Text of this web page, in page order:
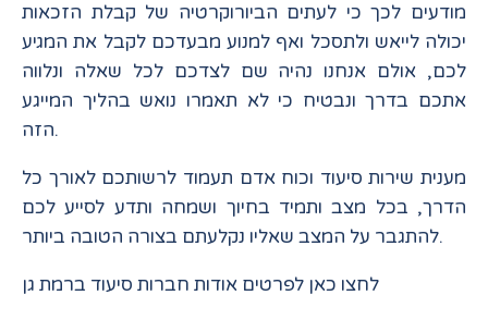
מודעים לכך כי לעתים הביורוקרטיה של קבלת הזכאות
יכולה לייאש ולתסכל ואף למנוע מבעדכם לקבל את המגיע
לכם, אולם אנחנו נהיה שם לצדכם לכל שאלה ונלווה
אתכם בדרך ונבטיח כי לא תאמרו נואש בהליך המייגע
הזה.
מענית שירות סיעוד וכוח אדם תעמוד לרשותכם לאורך כל
הדרך, בכל מצב ותמיד בחיוך ושמחה ותדע לסייע לכם
להתגבר על המצב שאליו נקלעתם בצורה הטובה ביותר.
לחצו כאן לפרטים אודות חברות סיעוד ברמת גן